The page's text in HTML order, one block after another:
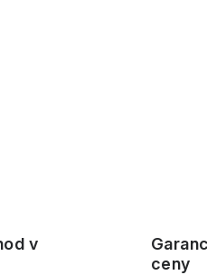
v
ceny